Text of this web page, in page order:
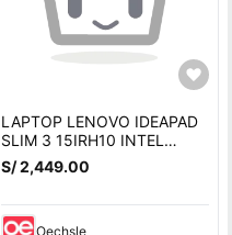
LAPTOP LENOVO IDEAPAD
SLIM 3 15IRH10 INTEL
CORE i5-13420HU 8 GB
RAM 512GB SSD 15.3
S/ 2,449.00
Oechsle